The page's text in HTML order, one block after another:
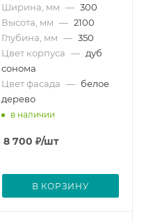
Ширина, мм — 300
Высота, мм — 2100
Глубина, мм — 350
Цвет корпуса — дуб
сонома
Цвет фасада — белое
дерево
в наличии
8 700 ₽/шт
В КОРЗИНУ